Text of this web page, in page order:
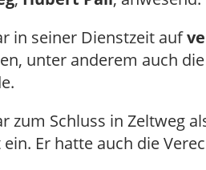
in seiner Dienstzeit auf
unter anderem auch
zum Schluss in Zeltweg
Er hatte auch die